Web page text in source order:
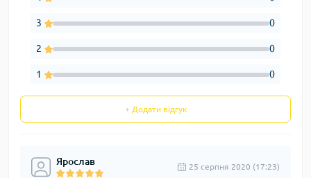
3 0
2 0
1 0
+ Додати відгук
Ярослав 25 серпня 2020 (17:23)